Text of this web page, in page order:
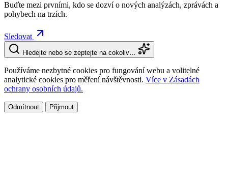
Buďte mezi prvními, kdo se dozví o nových analýzách, zprávách a
pohybech na trzích.
Sledovat
Hledejte nebo se zeptejte na cokoliv…
Používáme nezbytné cookies pro fungování webu a volitelné
analytické cookies pro měření návštěvnosti. Více v Zásadách
ochrany osobních údajů.
Odmítnout Přijmout